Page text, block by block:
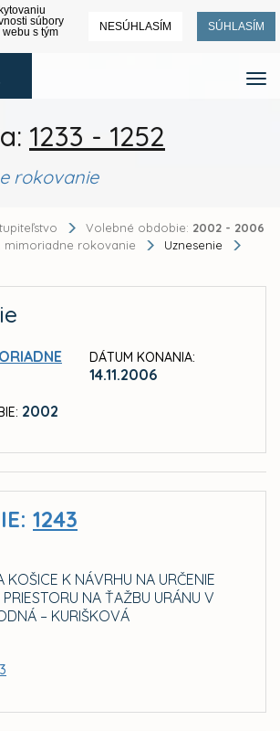
súbory
s tým
NESÚHLASÍM SÚHLASÍM
1233 - 1252
rokovanie
Volebné obdobie: 2002 - 2006
mimoriadne rokovanie
Uznesenie
2002
DÁTUM KONANIA:
14.11.2006
1243
KOŠICE K NÁVRHU NA URČENIE
NA ŤAŽBU URÁNU V
– KURIŠKOVÁ